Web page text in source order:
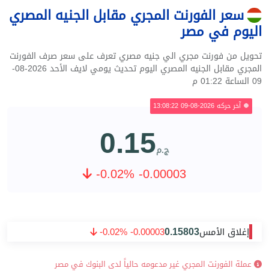
سعر الفورنت المجري مقابل الجنيه المصري
اليوم في مصر
تحويل من فورنت مجري الي جنيه مصري تعرف على سعر صرف الفورنت
المجري مقابل الجنيه المصري اليوم تحديث يومي لايف الأحد 2026-08-
09 الساعة 01:22 م
آخر حركه 2026-08-09 13:08:22
0.15ج.م
-0.02% -0.00003
إغلاق الأمس0.15803
-0.02% -0.00003
عملة الفورنت المجري غير مدعومه حالياً لدى البنوك في مصر